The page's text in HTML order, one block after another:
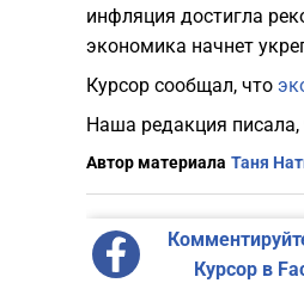
инфляция достигла
экономика начнет
Курсор сообщал, что
Наша редакция писала,
Автор материала Таня
Курсор в